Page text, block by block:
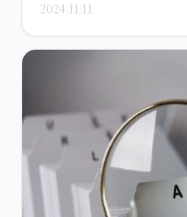
2024.11.11